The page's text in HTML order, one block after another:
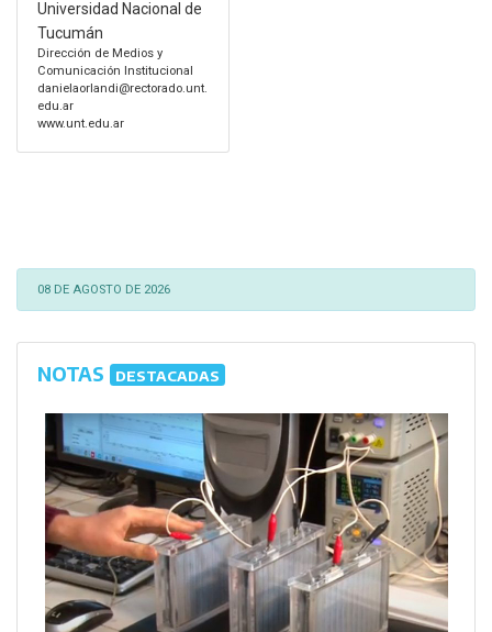
Universidad Nacional de
Tucumán
Dirección de Medios y
Comunicación Institucional
danielaorlandi@rectorado.unt.
edu.ar
www.unt.edu.ar
08 DE AGOSTO DE 2026
NOTAS DESTACADAS